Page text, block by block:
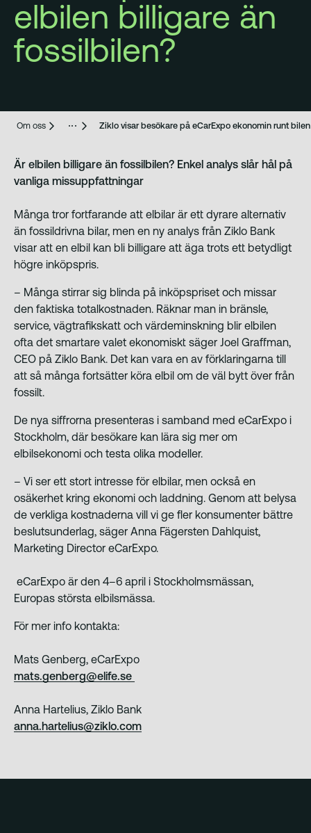
elbilen billigare än
fossilbilen?
Om oss Ziklo visar besökare på eCarExpo ekonomin runt
Är elbilen billigare än fossilbilen? Enkel analys slår hål på
vanliga missuppfattningar
Många tror fortfarande att elbilar är ett dyrare alternativ
än fossildrivna bilar, men en ny analys från Ziklo Bank
visar att en elbil kan bli billigare att äga trots ett betydligt
högre inköpspris.
– Många stirrar sig blinda på inköpspriset och missar
den faktiska totalkostnaden. Räknar man in bränsle,
service, vägtrafikskatt och värdeminskning blir elbilen
ofta det smartare valet ekonomiskt säger Joel Graffman,
CEO på Ziklo Bank. Det kan vara en av förklaringarna till
att så många fortsätter köra elbil om de väl bytt över från
fossilt.
De nya siffrorna presenteras i samband med eCarExpo i
Stockholm, där besökare kan lära sig mer om
elbilsekonomi och testa olika modeller.
– Vi ser ett stort intresse för elbilar, men också en
osäkerhet kring ekonomi och laddning. Genom att belysa
de verkliga kostnaderna vill vi ge fler konsumenter bättre
beslutsunderlag, säger Anna Fägersten Dahlquist,
Marketing Director eCarExpo.
eCarExpo är den 4–6 april i Stockholmsmässan,
Europas största elbilsmässa.
För mer info kontakta:
Mats Genberg, eCarExpo
mats.genberg@elife.se
Anna Hartelius, Ziklo Bank
anna.hartelius@ziklo.com